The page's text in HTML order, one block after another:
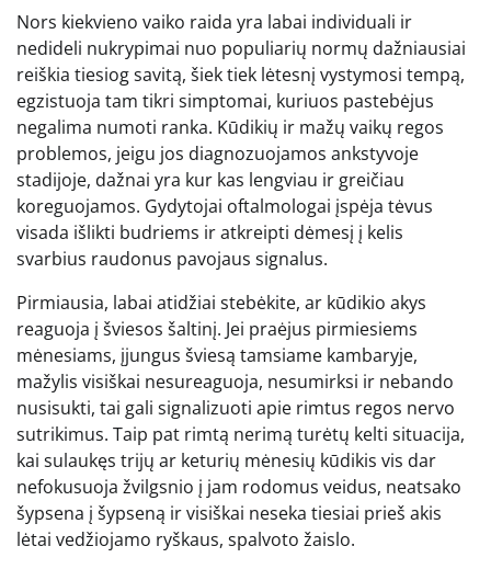
Nors kiekvieno vaiko raida yra labai individuali ir
nedideli nukrypimai nuo populiarių normų dažniausiai
reiškia tiesiog savitą, šiek tiek lėtesnį vystymosi tempą,
egzistuoja tam tikri simptomai, kuriuos pastebėjus
negalima numoti ranka. Kūdikių ir mažų vaikų regos
problemos, jeigu jos diagnozuojamos ankstyvoje
stadijoje, dažnai yra kur kas lengviau ir greičiau
koreguojamos. Gydytojai oftalmologai įspėja tėvus
visada išlikti budriems ir atkreipti dėmesį į kelis
svarbius raudonus pavojaus signalus.
Pirmiausia, labai atidžiai stebėkite, ar kūdikio akys
reaguoja į šviesos šaltinį. Jei praėjus pirmiesiems
mėnesiams, įjungus šviesą tamsiame kambaryje,
mažylis visiškai nesureaguoja, nesumirksi ir nebando
nusisukti, tai gali signalizuoti apie rimtus regos nervo
sutrikimus. Taip pat rimtą nerimą turėtų kelti situacija,
kai sulaukęs trijų ar keturių mėnesių kūdikis vis dar
nefokusuoja žvilgsnio į jam rodomus veidus, neatsako
šypsena į šypseną ir visiškai neseka tiesiai prieš akis
lėtai vedžiojamo ryškaus, spalvoto žaislo.